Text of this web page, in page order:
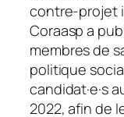
contre-projet
Coraasp a
membres de
politique
candidat·e·s
2022, afin de